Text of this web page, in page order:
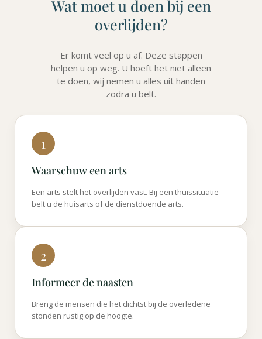
Wat moet u doen bij een
overlijden?
Er komt veel op u af. Deze stappen
helpen u op weg. U hoeft het niet alleen
te doen, wij nemen u alles uit handen
zodra u belt.
1
Waarschuw een arts
Een arts stelt het overlijden vast. Bij een thuissituatie
belt u de huisarts of de dienstdoende arts.
2
Informeer de naasten
Breng de mensen die het dichtst bij de overledene
stonden rustig op de hoogte.